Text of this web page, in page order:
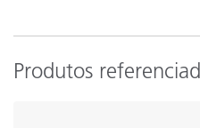
Produtos